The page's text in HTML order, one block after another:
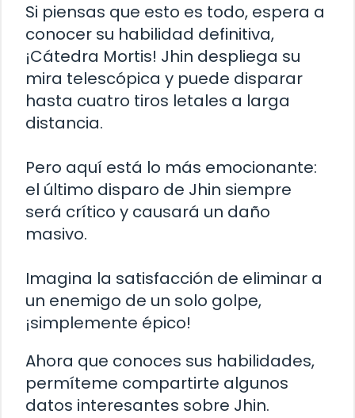
Si piensas que esto es todo, espera a
conocer su habilidad definitiva,
¡Cátedra Mortis! Jhin despliega su
mira telescópica y puede disparar
hasta cuatro tiros letales a larga
distancia.
Pero aquí está lo más emocionante:
el último disparo de Jhin siempre
será crítico y causará un daño
masivo.
Imagina la satisfacción de eliminar a
un enemigo de un solo golpe,
¡simplemente épico!
Ahora que conoces sus habilidades,
permíteme compartirte algunos
datos interesantes sobre Jhin.